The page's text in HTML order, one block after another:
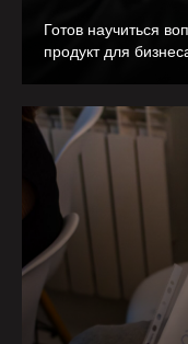
Готов научиться
продукт для